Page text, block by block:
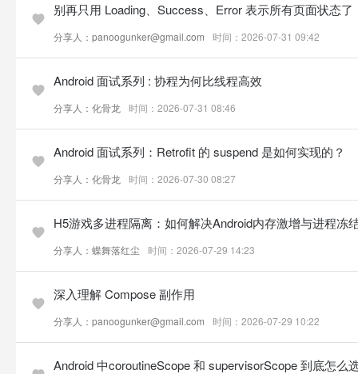
别再只用 Loading、Success、Error 表示所有页面状态了
分享人：panoogunker@gmail.com 时间：2026-07-31 09:42
Android 面试系列 : 协程为何比线程高效
分享人：化骨龙 时间：2026-07-31 08:46
Android 面试系列：Retrofit 的 suspend 是如何实现的？
分享人：化骨龙 时间：2026-07-30 08:27
H5游戏多进程隔离：如何解决Android内存激增与进程冻
分享人：蝶舞落红尘 时间：2026-07-29 14:23
深入理解 Compose 副作用
分享人：panoogunker@gmail.com 时间：2026-07-29 10:22
Android 中coroutineScope 和 supervisorScope 到底怎么